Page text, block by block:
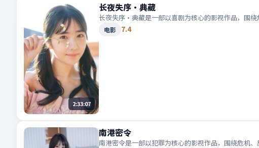
2:33:07
长夜失序·典藏
长夜失序·典藏是一部以喜剧为核心的影视作品，围绕
电影 7.4
南港密令
南港密令是一部以犯罪为核心的影视作品，围绕危机